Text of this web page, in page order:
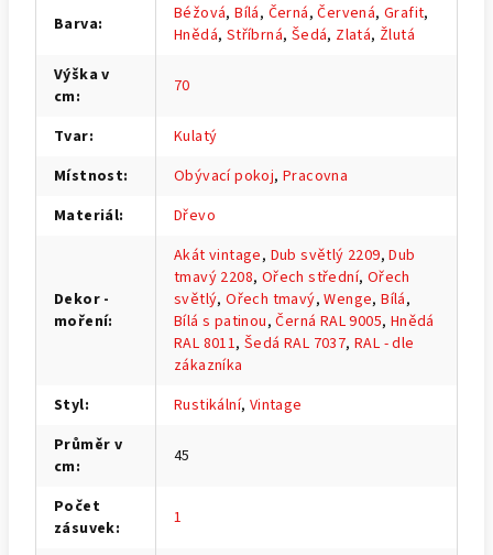
Barva: Béžová,Bílá, Černá,Červená,Grafit,
Hnědá, Stříbrná, Šedá, Zlatá, Žlutá
Výška v
cm: 70
Tvar:
Kulatý
Místnost: Obývací pokoj,Pracovna
Materiál: Dřevo
Dekor -
moření:
Akát vintage, Dub světlý 2209,Dub
tmavý 2208, Ořech střední, Ořech
světlý,Ořech tmavý,Wenge,Bílá,
Bílá s patinou,Černá RAL 9005, Hnědá
RAL 8011,Šedá RAL 7037,RAL - dle
zákazníka
Styl: Rustikální, Vintage
Průměr v
cm: 45
Počet
zásuvek: 1